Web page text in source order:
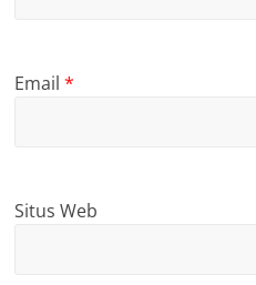
Email*
Situs Web